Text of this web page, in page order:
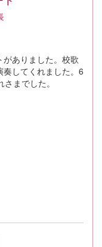
ありました。校歌
してくれました。6
までした。